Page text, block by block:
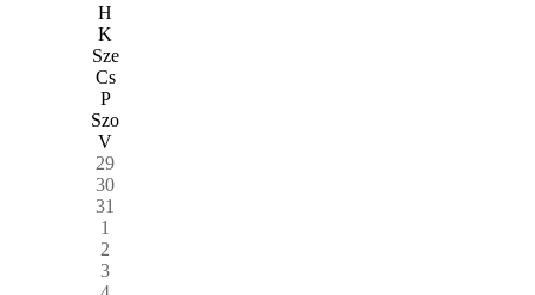
H
K
Sze
Cs
P
Szo
V
29
30
31
1
2
3